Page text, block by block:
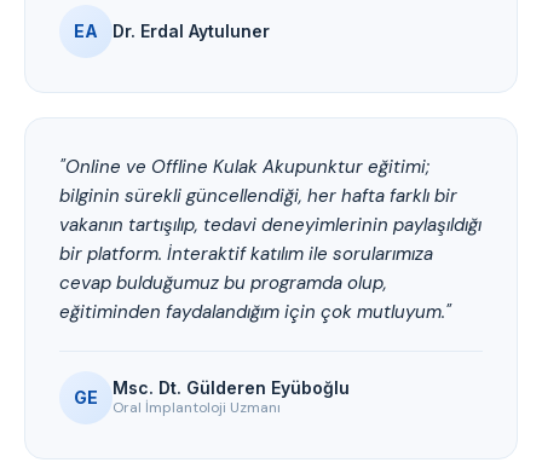
EA Dr. Erdal Aytuluner
"Online ve Offline Kulak Akupunktur eğitimi;
bilginin sürekli güncellendiği, her hafta farklı bir
vakanın tartışılıp, tedavi deneyimlerinin paylaşıldığı
bir platform. İnteraktif katılım ile sorularımıza
cevap bulduğumuz bu programda olup,
eğitiminden faydalandığım için çok mutluyum."
GE Msc. Dt. Gülderen Eyüboğlu
Oral İmplantoloji Uzmanı